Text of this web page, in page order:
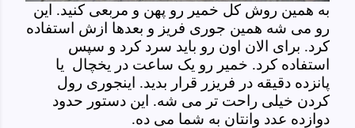
به همین روش کل خمیر رو پهن و مربعی کنید. این
رو می شه همین جوری فریز و بعدها ازش استفاده
کرد. برای الان اون رو باید سرد کرد و سپس
استفاده کرد. خمیر رو یک ساعت در یخچال یا
پانزده دقیقه در فریزر قرار بدید. اینجوری رول
کردن خیلی راحت تر می شه. این دستور حدود
دوازده عدد وانتان به شما می ده.